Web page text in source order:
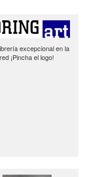
excepcional en la
red ¡Pincha el logo!